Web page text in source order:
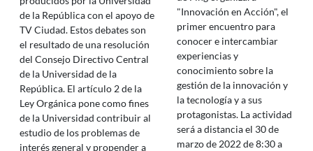
de la República con el apoyo de
TV Ciudad. Estos debates son
el resultado de una resolución
del Consejo Directivo Central
de la Universidad de la
República. El artículo 2 de la
Ley Orgánica pone como fines
de la Universidad contribuir al
estudio de los problemas de
interés general y propender a
"Innovación en Acción", el
primer encuentro para
conocer e intercambiar
experiencias y
conocimiento sobre la
gestión de la innovación y
la tecnología y a sus
protagonistas. La actividad
será a distancia el 30 de
marzo de 2022 de 8:30 a